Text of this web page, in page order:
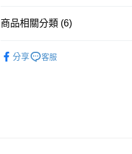
全家取貨<不支援離島取退>
商品相關分類 (6)
分享 客服